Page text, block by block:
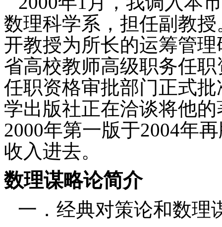
数理科学系，担任副教授
开教授为所长的运筹管
省高校教师高级职务任
任职资格审批部门正式
学出版社正在洽谈将他
2000年第一版于2004年
收入进去。
数理谋略论简介
一．经典对策论和数理